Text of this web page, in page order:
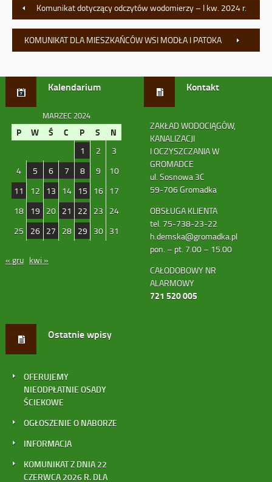
Komunikat dotyczący odczytów wodomierzy – I kw. 2024 r.
KOMUNIKAT DLA MIESZKAŃCÓW WSI MODŁA I PATOKA
Kalendarium
MARZEC 2024
P W Ś C P S N
1 2
3
4
5 6 7 8 9
10
11
12 13 14 15 16
17
18
19 20 21 22 23
24
25
26 27 28 29 30 31
« gru kwi »
Kontakt
ZAKŁAD WODOCIĄGÓW,
KANALIZACJI
I OCZYSZCZANIA W
GROMADCE
ul. Sosnowa 3C
59-706 Gromadka
OBSŁUGA KLIENTA
tel. 75-738-23-22
h.demska@gromadka.pl
pon. – pt. 7.00 – 15.00
CAŁODOBOWY NR
ALARMOWY
721 520 005
Ostatnie wpisy
OFERUJEMY
NIEODPŁATNIE OSADY
ŚCIEKOWE
OGŁOSZENIE O NABORZE
INFORMACJA
KOMUNIKAT Z DNIA 22
CZERWCA 2026 R. DLA